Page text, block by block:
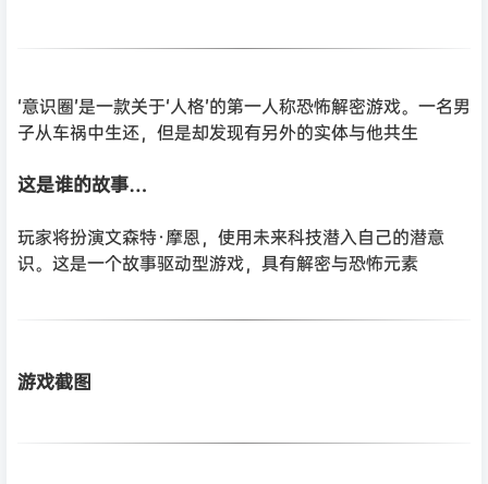
‘意识圈’是一款关于‘人格’的第一人称恐怖解密游戏。一名男
子从车祸中生还，但是却发现有另外的实体与他共生
这是谁的故事…
玩家将扮演文森特·摩恩，使用未来科技潜入自己的潜意
识。这是一个故事驱动型游戏，具有解密与恐怖元素
游戏截图